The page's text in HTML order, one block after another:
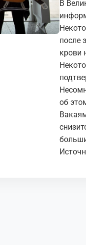
В
после
крови
об